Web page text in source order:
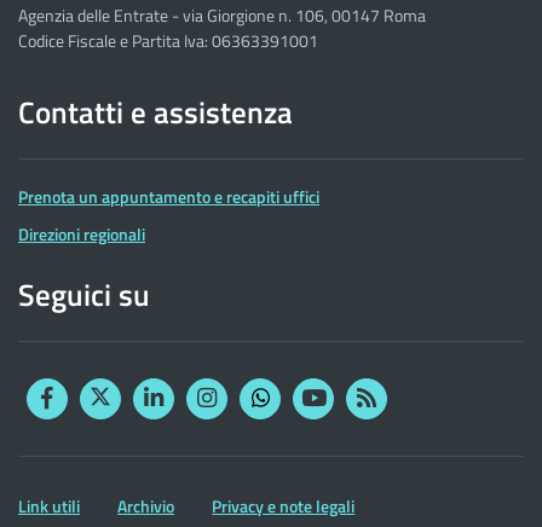
Agenzia delle Entrate - via Giorgione n. 106, 00147 Roma
Codice Fiscale e Partita Iva: 06363391001
Contatti e assistenza
Prenota un appuntamento e recapiti uffici
Direzioni regionali
Seguici su
FacebookTwitterLinkedinInstagram
YouTubeRSS
Altre
Link utili Archivio Privacy e note legali